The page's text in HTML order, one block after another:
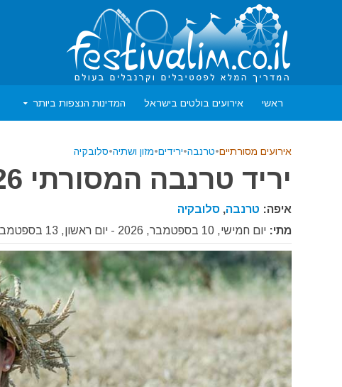
ראשי אירועים בולטים בישראל המדינות הנצפות ביותר
אירועים מסורתיים•טרנבה•ירידים•מזון ושתיה•סלובקיה
יריד טרנבה המסורתי 2026
איפה: טרנבה, סלובקיה
מתי: יום חמישי, 10 בספטמבר, 2026 - יום ראשון, 13 בספטמבר, 2026